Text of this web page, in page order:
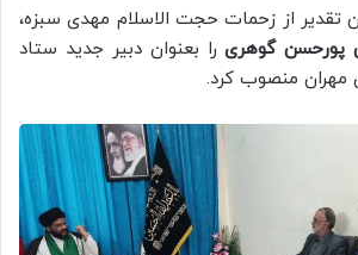
تقدیر از زحمات حجت الاسلام مهدی سبزه،
پورحسن گوهریرا بعنوان دبیر جدید ستاد
مهران منصوب کرد.